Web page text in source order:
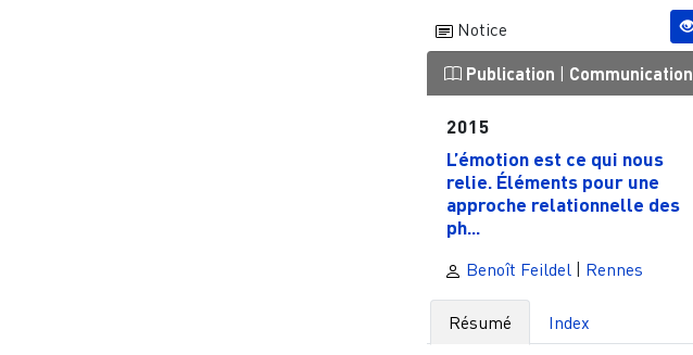
Notice
Publication Communication
2015
L’émotion est ce qui nous
relie. Éléments pour une
approche relationnelle des
ph...
Benoît Feildel Rennes
Résumé Index